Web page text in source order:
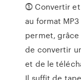
⓵ Convertir et
au format
permet,
de convertir
et de le
Il suffit de